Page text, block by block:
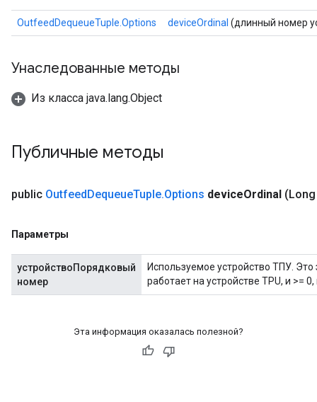
OutfeedDequeueTuple.Options deviceOrdinal (длинный номер
Унаследованные методы
Из класса java.lang.Object
Публичные методы
public OutfeedDequeueTuple.Options deviceOrdinal
Параметры
устройствоПорядковый
номер
Используемое устройство ТПУ.
работает на устройстве TPU, и >=
Эта информация оказалась полезной?